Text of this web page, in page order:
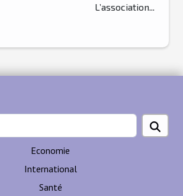
L’association...
Economie
International
Santé